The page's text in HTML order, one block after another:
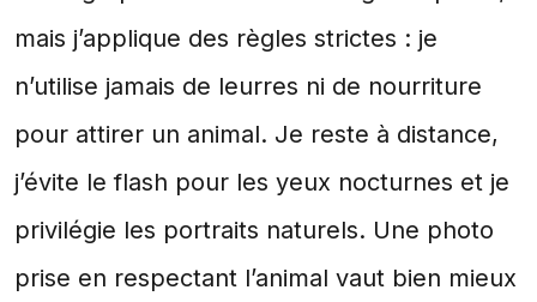
mais j’applique des règles strictes : je
n’utilise jamais de leurres ni de nourriture
pour attirer un animal. Je reste à distance,
j’évite le flash pour les yeux nocturnes et je
privilégie les portraits naturels. Une photo
prise en respectant l’animal vaut bien mieux